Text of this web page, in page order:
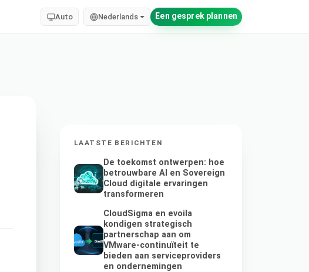
Auto Nederlands Een gesprek plannen
LAATSTE BERICHTEN
De toekomst ontwerpen: hoe
betrouwbare AI en Sovereign
Cloud digitale ervaringen
transformeren
CloudSigma en evoila
kondigen strategisch
partnerschap aan om
VMware-continuïteit te
bieden aan serviceproviders
en ondernemingen